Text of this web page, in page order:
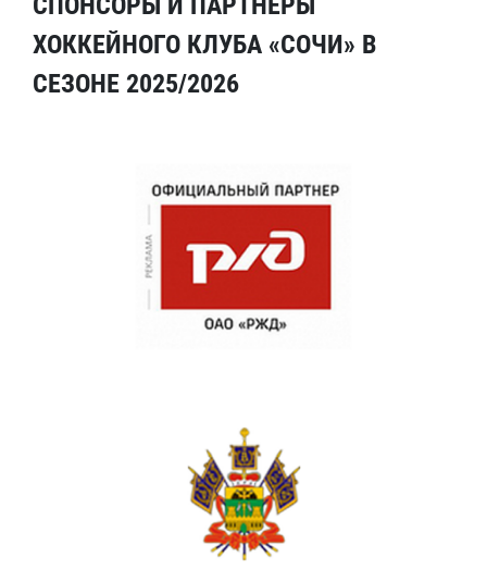
ХОККЕЙНОГО КЛУБА «СОЧИ» В
СЕЗОНЕ 2025/2026